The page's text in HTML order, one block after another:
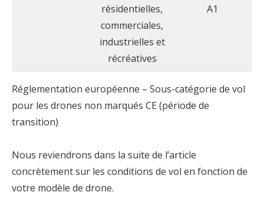
résidentielles,
commerciales,
industrielles et
récréatives
A1
Réglementation européenne – Sous-catégorie de vol
pour les drones non marqués CE (période de
transition)
Nous reviendrons dans la suite de l’article
concrètement sur les conditions de vol en fonction de
votre modèle de drone.